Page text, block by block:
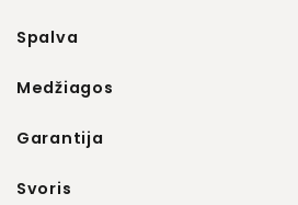
Spalva
Medžiagos
Garantija
Svoris